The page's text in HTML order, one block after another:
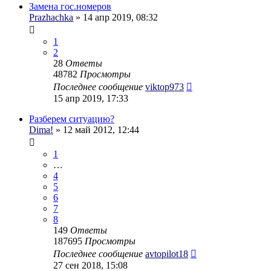
Замена гос.номеров
Prazhachka » 14 апр 2019, 08:32
1
2
28 Ответы
48782 Просмотры
Последнее сообщение viktop973
15 апр 2019, 17:33
Разберем ситуацию?
Dima! » 12 май 2012, 12:44
1
…
4
5
6
7
8
149 Ответы
187695 Просмотры
Последнее сообщение avtopilot18
27 сен 2018, 15:08